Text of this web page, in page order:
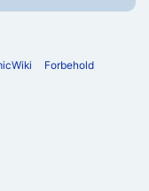
Forbehold